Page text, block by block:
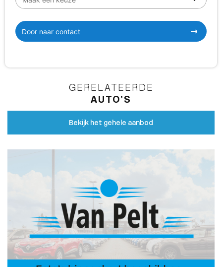
Door naar contact
GERELATEERDE
AUTO’S
Bekijk het gehele aanbod